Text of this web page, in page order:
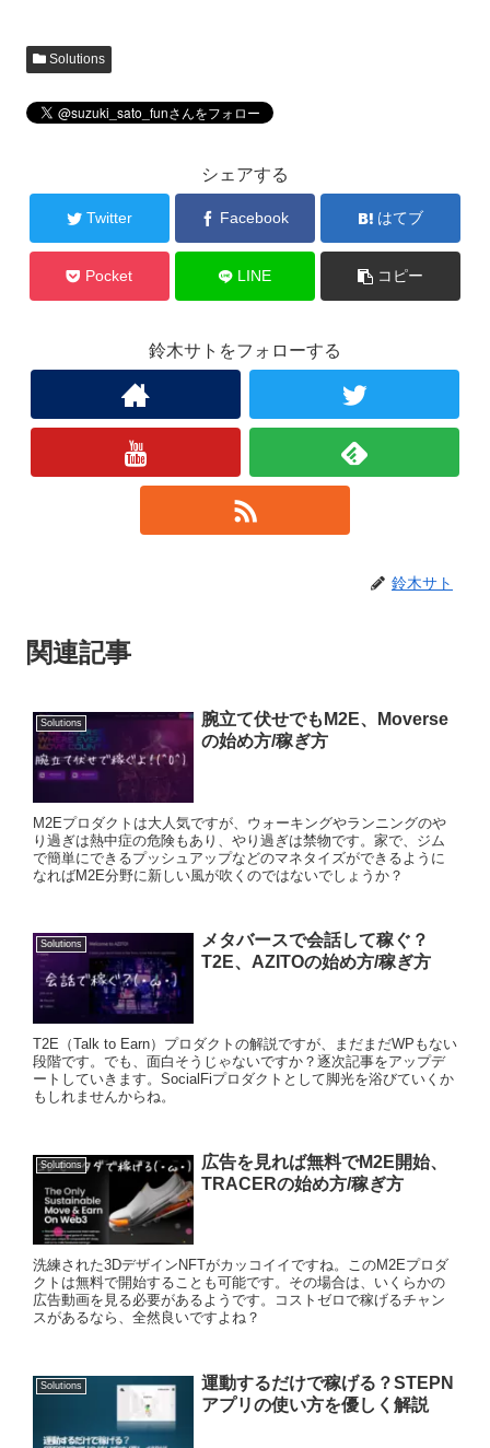
Solutions
シェアする
Twitter Facebook はてブ
Pocket LINE コピー
鈴木サトをフォローする
鈴木サト
関連記事
Solutions
腕立て伏せでもM2E、Moverse
の始め方/稼ぎ方
M2Eプロダクトは大人気ですが、ウォーキングやランニングのや
り過ぎは熱中症の危険もあり、やり過ぎは禁物です。家で、ジム
で簡単にできるプッシュアップなどのマネタイズができるように
なればM2E分野に新しい風が吹くのではないでしょうか？
Solutions
メタバースで会話して稼ぐ？
T2E、AZITOの始め方/稼ぎ方
T2E（Talk to Earn）プロダクトの解説ですが、まだまだWPもない
段階です。でも、面白そうじゃないですか？逐次記事をアップデ
ートしていきます。SocialFiプロダクトとして脚光を浴びていくか
もしれませんからね。
Solutions
広告を見れば無料でM2E開始、
TRACERの始め方/稼ぎ方
洗練された3DデザインNFTがカッコイイですね。このM2Eプロダ
クトは無料で開始することも可能です。その場合は、いくらかの
広告動画を見る必要があるようです。コストゼロで稼げるチャン
スがあるなら、全然良いですよね？
Solutions
運動するだけで稼げる？STEPN
アプリの使い方を優しく解説